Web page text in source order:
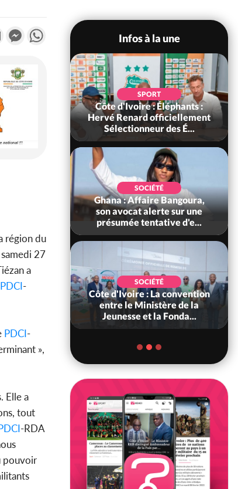
Gmail MessengerWhatsApp
région du
27
a
PDCI-
PDCI-
»,
Elle a
tout
-RDA
pouvoir
Infos à la une
(Mé)
A...
SPORT
Côte d'Ivoire : Éléphants :
Hervé Renard officiellement
Sélectionneur des É...
SOCIÉTÉ
Ghana : Affaire Bangoura,
son avocat alerte sur une
présumée tentative d'e...
SOCIÉTÉ
Côte d'Ivoire : La convention
entre le Ministère de la
Jeunesse et la Fonda...